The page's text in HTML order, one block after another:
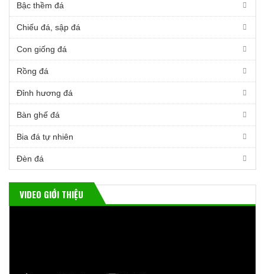
Bậc thềm đá
Chiếu đá, sập đá
Con giống đá
Rồng đá
Đỉnh hương đá
Bàn ghế đá
Bia đá tự nhiên
Đèn đá
VIDEO GIỚI THIỆU